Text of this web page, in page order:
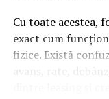
Și mai e ceva ce
linkuri aproape de
newsletter,
partener îl trimite
Cu toate acestea,
exact cum
fizice. Există
avans, rate,